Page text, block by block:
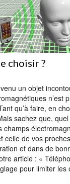
choisir ?
un objet
n’est
qu’à faire, en
sachez que,
champs
celle de vos
et dans de
article : «
pour limiter